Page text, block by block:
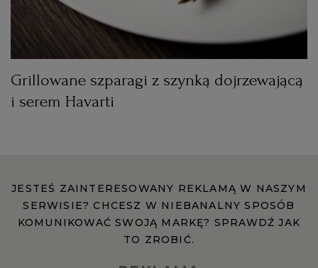
Grillowane szparagi z szynką dojrzewającą
i serem Havarti
JESTEŚ ZAINTERESOWANY REKLAMĄ W NASZYM
SERWISIE? CHCESZ W NIEBANALNY SPOSÓB
KOMUNIKOWAĆ SWOJĄ MARKĘ? SPRAWDŹ JAK
TO ZROBIĆ.